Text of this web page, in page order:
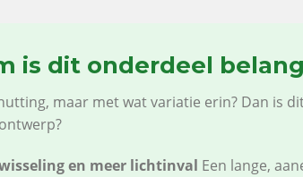
is dit onderdeel
maar met wat variatie erin? Dan is
en meer lichtinval Een lange,